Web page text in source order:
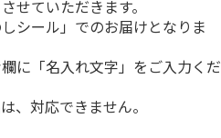
せていただきます。
シール」でのお届けとなりま
に「名入れ文字」をご入力くだ
、対応できません。